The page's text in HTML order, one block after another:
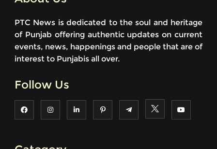
PTC News is dedicated to the soul and heritage
of Punjab offering authentic updates on current
events, news, happenings and people that are of
interest to Punjabis all over.
Follow Us